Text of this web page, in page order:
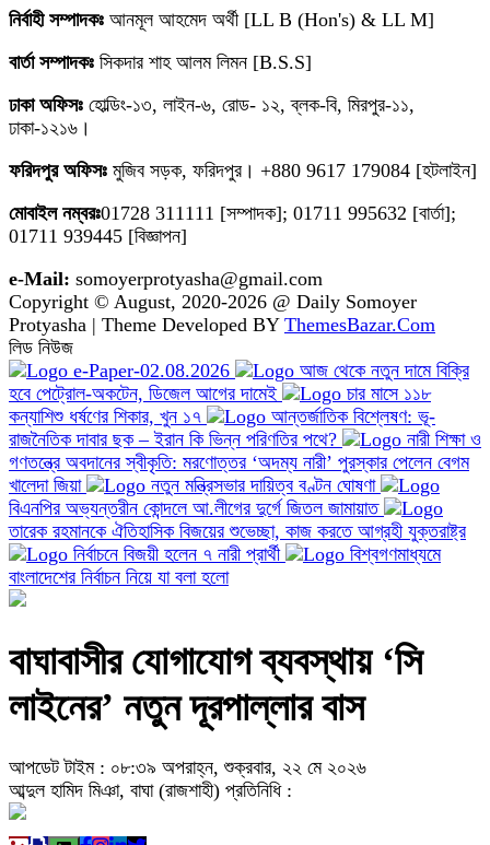
নির্বাহী সম্পাদকঃ আনমূল আহমেদ অর্থী [LL B (Hon's) & LL M]
বার্তা সম্পাদকঃ সিকদার শাহ আলম লিমন [B.S.S]
ঢাকা অফিসঃ হোল্ডিং-১৩, লাইন-৬, রোড- ১২, ব্লক-বি, মিরপুর-১১,
ঢাকা-১২১৬।
ফরিদপুর অফিসঃ মুজিব সড়ক, ফরিদপুর। +880 9617 179084 [হটলাইন]
মোবাইল নম্বরঃ01728 311111 [সম্পাদক]; 01711 995632 [বার্তা];
01711 939445 [বিজ্ঞাপন]
e-Mail: somoyerprotyasha@gmail.com
Copyright © August, 2020-2026 @ Daily Somoyer
Protyasha | Theme Developed BY ThemesBazar.Com
লিড নিউজ
e-Paper-02.08.2026
আজ থেকে নতুন দামে বিক্রি
হবে পেট্রোল-অকটেন, ডিজেল আগের দামেই
চার মাসে ১১৮
কন্যাশিশু ধর্ষণের শিকার, খুন ১৭
আন্তর্জাতিক বিশ্লেষণ: ভূ-
রাজনৈতিক দাবার ছক – ইরান কি ভিন্ন পরিণতির পথে?
নারী শিক্ষা ও
গণতন্ত্রে অবদানের স্বীকৃতি: মরণোত্তর ‘অদম্য নারী’ পুরস্কার পেলেন বেগম
খালেদা জিয়া
নতুন মন্ত্রিসভার দায়িত্ব বণ্টন ঘোষণা
বিএনপির অভ্যন্তরীন কোন্দলে আ.লীগের দুর্গে জিতল জামায়াত
তারেক রহমানকে ঐতিহাসিক বিজয়ের শুভেচ্ছা, কাজ করতে আগ্রহী যুক্তরাষ্ট্র
নির্বাচনে বিজয়ী হলেন ৭ নারী প্রার্থী
বিশ্বগণমাধ্যমে
বাংলাদেশের নির্বাচন নিয়ে যা বলা হলো
বাঘাবাসীর যোগাযোগ ব্যবস্থায় ‘সি
লাইনের’ নতুন দূরপাল্লার বাস
আপডেট টাইম : ০৮:৩৯ অপরাহ্ন, শুক্রবার, ২২ মে ২০২৬
আব্দুল হামিদ মিঞা, বাঘা (রাজশাহী) প্রতিনিধি :